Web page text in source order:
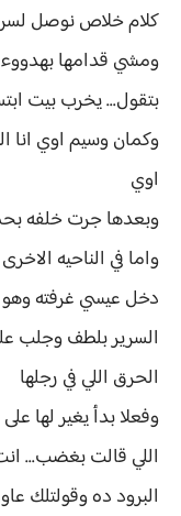
كلام خلاص نوصل
ومشي قدامها
بتقول... يخرب بيت
وكمان وسيم اوي انا
اوي
وبعدها جرت خلفه
واما في الناحيه
دخل عيسي غرفته
السرير بلطف وجلب
الحرق اللي في رجلها
وفعلا بدأ يغير لها
اللي قالت بغضب...
البرود ده وقولتلك